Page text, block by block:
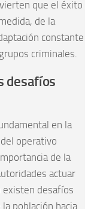
que el éxito
de la
constante
criminales.
desafíos
en la
operativo
de la
actuar
existen desafíos
población hacia